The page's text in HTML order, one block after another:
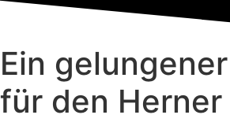
Ein
für den Herner